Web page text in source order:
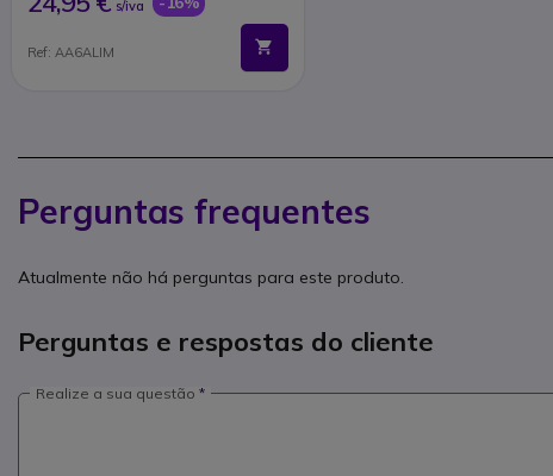
s/iva
Ref: AA6ALIM
Perguntas frequentes
Atualmente não há perguntas para este produto.
Perguntas e respostas do cliente
Realize a sua questão